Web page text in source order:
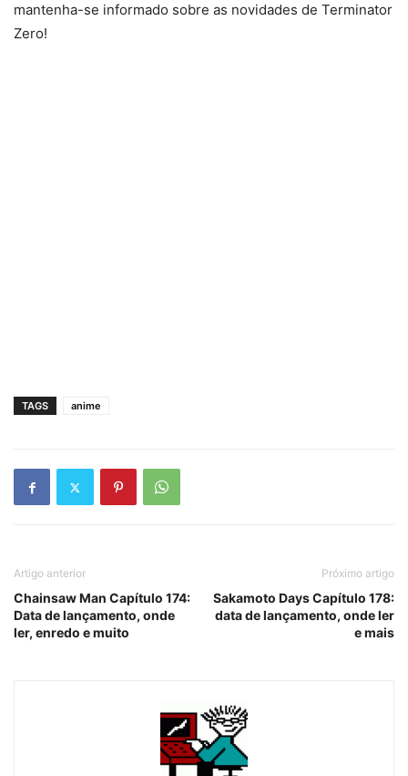
mantenha-se informado sobre as novidades de Terminator
Zero!
TAGS anime
Artigo anterior
Chainsaw Man Capítulo 174:
Data de lançamento, onde
ler, enredo e muito
Próximo artigo
Sakamoto Days Capítulo 178:
data de lançamento, onde ler
e mais